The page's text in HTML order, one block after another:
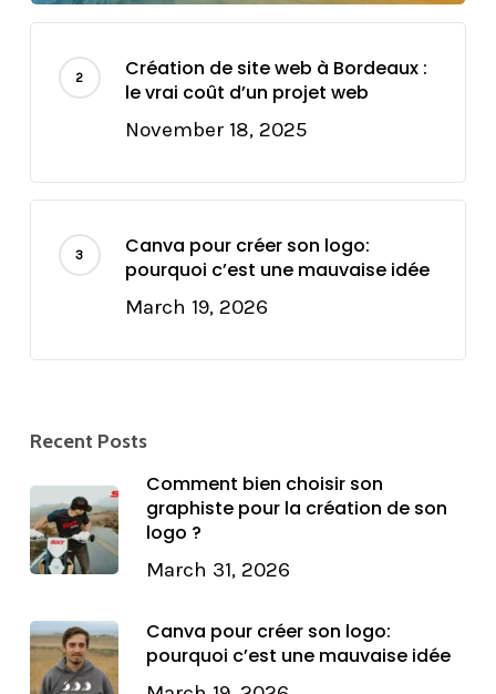
Création de site web à Bordeaux :
le vrai coût d’un projet web
November 18, 2025
Canva pour créer son logo:
pourquoi c’est une mauvaise idée
March 19, 2026
Recent Posts
Comment bien choisir son
graphiste pour la création de son
logo ?
March 31, 2026
Canva pour créer son logo:
pourquoi c’est une mauvaise idée